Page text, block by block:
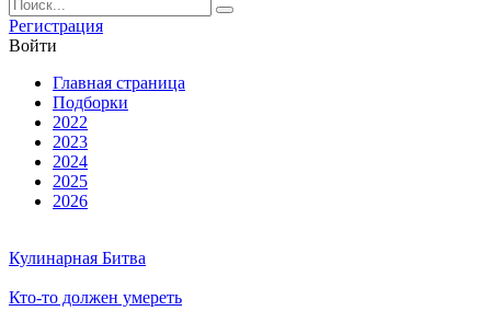
Ре­ги­ст­ра­ция
Вой­ти
Глав­ная стра­ни­ца
Подборки
2022
2023
2024
2025
2026
Кулинарная Битва
Кто-то должен умереть